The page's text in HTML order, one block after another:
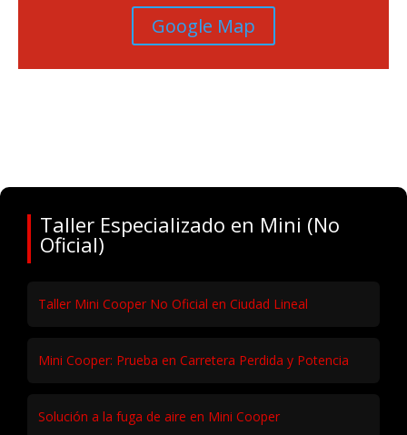
Google Map
Taller Especializado en Mini (No
Oficial)
Taller Mini Cooper No Oficial en Ciudad Lineal
Mini Cooper: Prueba en Carretera Perdida y Potencia
Solución a la fuga de aire en Mini Cooper